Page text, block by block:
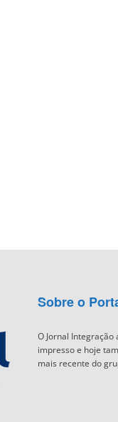
Sobre o
O Jornal
impresso e hoje
mais recente do